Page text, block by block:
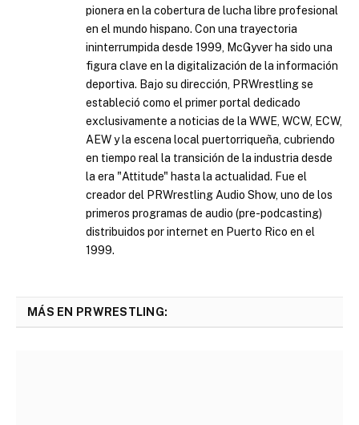
pionera en la cobertura de lucha libre profesional
en el mundo hispano. Con una trayectoria
ininterrumpida desde 1999, McGyver ha sido una
figura clave en la digitalización de la información
deportiva. Bajo su dirección, PRWrestling se
estableció como el primer portal dedicado
exclusivamente a noticias de la WWE, WCW, ECW,
AEW y la escena local puertorriqueña, cubriendo
en tiempo real la transición de la industria desde
la era "Attitude" hasta la actualidad. Fue el
creador del PRWrestling Audio Show, uno de los
primeros programas de audio (pre-podcasting)
distribuidos por internet en Puerto Rico en el
1999.
MÁS EN PRWRESTLING: